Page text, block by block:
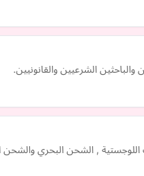
الشرعيين والقانونيين.
, الشحن البحري والشحن